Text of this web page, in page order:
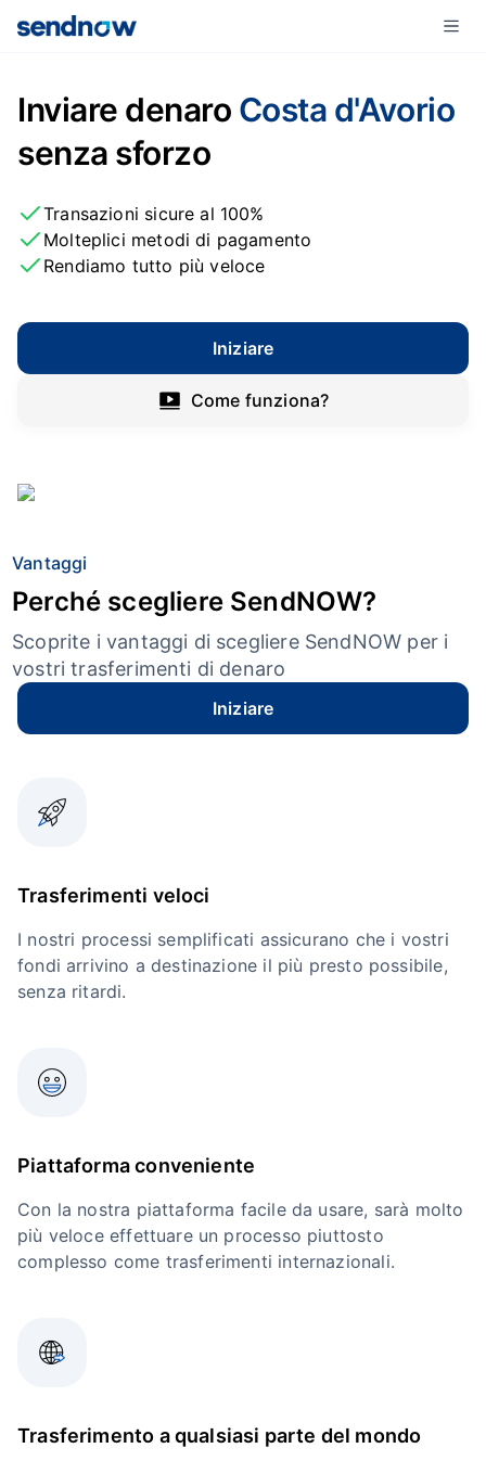
Inviare denaro Costa d'Avorio
senza sforzo
Transazioni sicure al 100%
Molteplici metodi di pagamento
Rendiamo tutto più veloce
Iniziare
Come funziona?
Vantaggi
Perché scegliere SendNOW?
Scoprite i vantaggi di scegliere SendNOW per i
vostri trasferimenti di denaro
Iniziare
Trasferimenti veloci
I nostri processi semplificati assicurano che i vostri
fondi arrivino a destinazione il più presto possibile,
senza ritardi.
Piattaforma conveniente
Con la nostra piattaforma facile da usare, sarà molto
più veloce effettuare un processo piuttosto
complesso come trasferimenti internazionali.
Trasferimento a qualsiasi parte del mondo